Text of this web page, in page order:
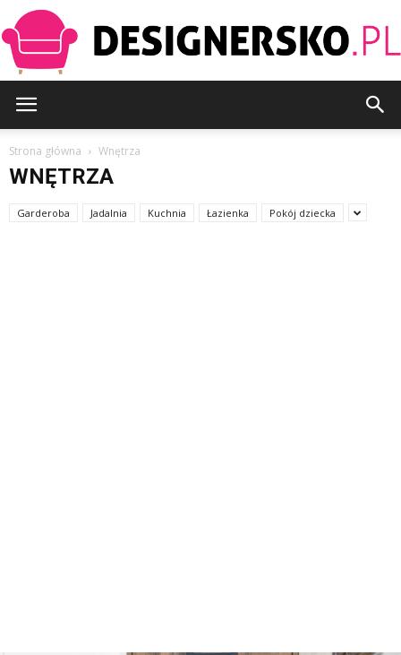
Strona główna Wnętrza
WNĘTRZA
Garderoba Jadalnia Kuchnia Łazienka Pokój dziecka